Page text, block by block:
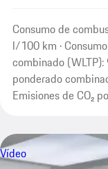
Consumo de
l/100 km ·
combinado
ponderado
Emisiones de CO₂
Vídeo